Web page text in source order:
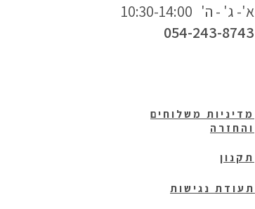
א'- ג' - ה' 10:30-14:00
054-243-8743
מדיניות משלוחים
והחזרה
תקנון
תעודת נגישות